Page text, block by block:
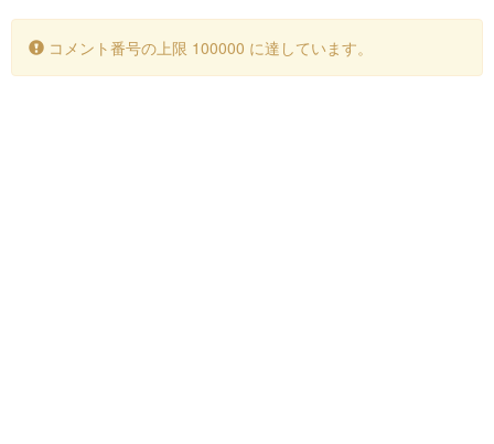
コメント番号の上限 100000 に達しています。